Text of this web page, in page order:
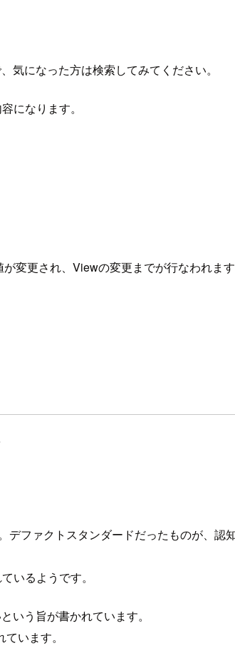
になった方は検索してみてください。
になります。
変更され、Viewの変更までが行なわれま
ファクトスタンダードだったものが、認
いるようです。
いう旨が書かれています。
います。